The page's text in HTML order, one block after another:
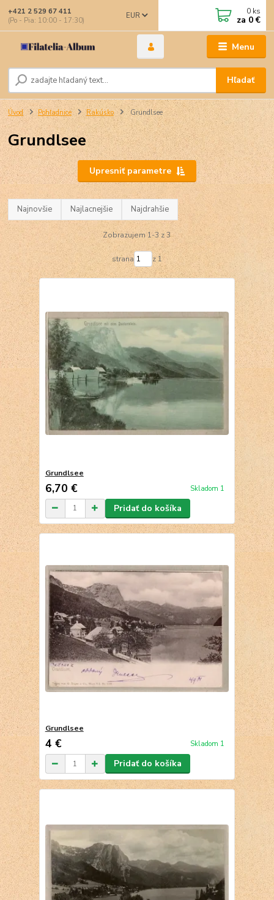
Menu
EUR
Hľadať
+421 2 529 67 411
(Po - Pia: 10:00 - 17:30)
0 ks
za 0 €
Úvod Pohľadnice Rakúsko Grundlsee
Grundlsee
Upresniť parametre
Najnovšie Najlacnejšie Najdrahšie
Zobrazujem 1-3 z 3
strana z 1
Grundlsee
6,70 € Skladom 1
Pridať do košíka
Grundlsee
4 € Skladom 1
Pridať do košíka